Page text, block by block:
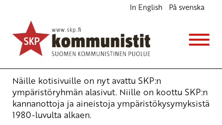
In English På svenska
SKP:n ympäristöryhmän aineistoa
Ajankohtaista
18.2.2009 - 9:07
Näille kotisivuille on nyt avattu SKP:n
ympäristöryhmän alasivut. Niille on koottu SKP:n
kannanottoja ja aineistoja ympäristökysymyksistä
1980-luvulta alkaen.